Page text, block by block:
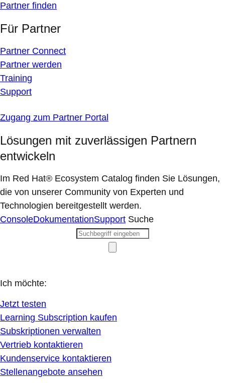
Partner finden
Für Partner
Partner Connect
Partner werden
Training
Support
Zugang zum Partner Portal
Lösungen mit zuverlässigen Partnern
entwickeln
Im Red Hat® Ecosystem Catalog finden Sie Lösungen,
die von unserer Community von Experten und
Technologien bereitgestellt werden.
ConsoleDokumentationSupport Suche
Ich möchte:
Jetzt testen
Learning Subscription kaufen
Subskriptionen verwalten
Vertrieb kontaktieren
Kundenservice kontaktieren
Stellenangebote ansehen